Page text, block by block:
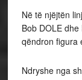
Në të njëjtën
Bob DOLE
qëndron figura
Ndryshe nga